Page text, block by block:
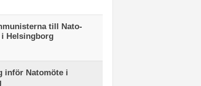
till Nato-
Helsingborg
inför Natomöte i